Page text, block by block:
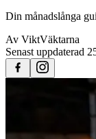
Din månadslånga
Av ViktVäktarna
Senast uppdaterad